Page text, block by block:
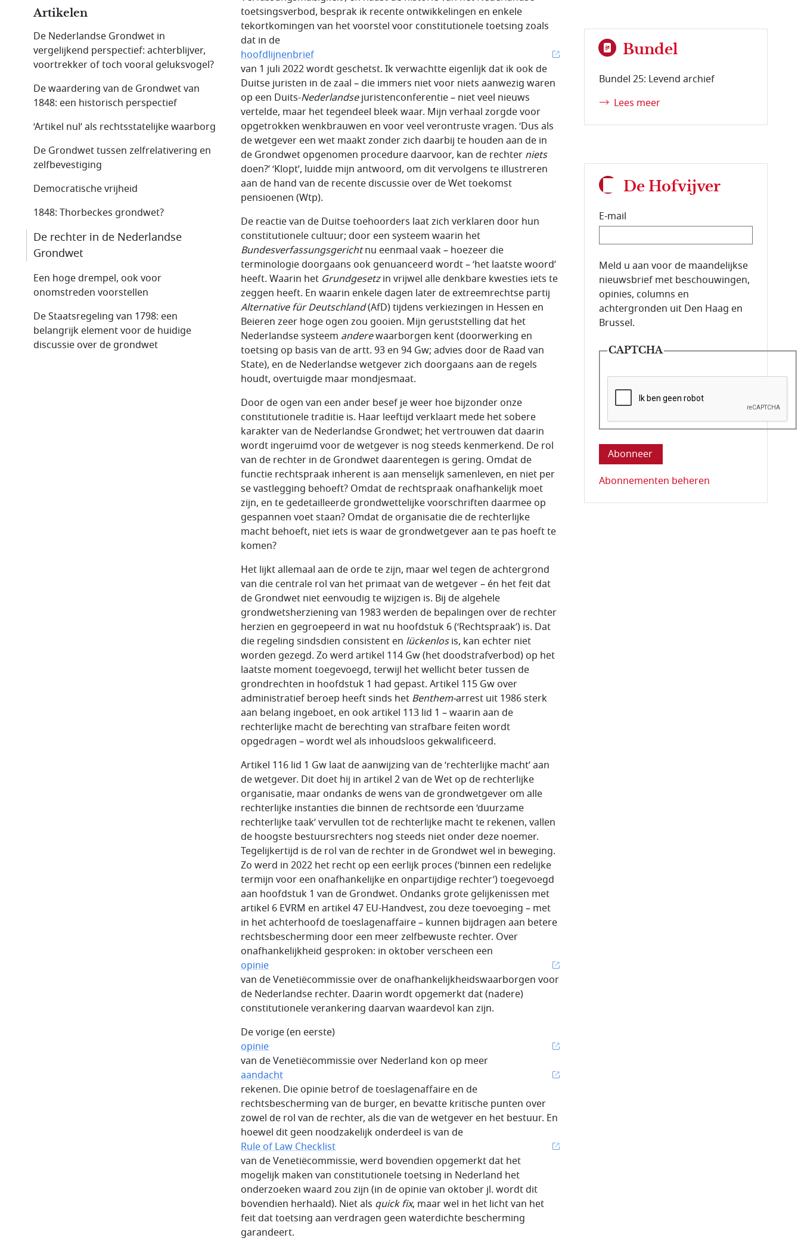
toetsingsverbod, besprak ik recente ontwikkelingen en enkele
tekortkomingen van het voorstel voor constitutionele toetsing zoals
dat in de
hoofdlijnenbrief
van 1 juli 2022 wordt geschetst. Ik verwachtte eigenlijk dat ik ook de
Duitse juristen in de zaal – die immers niet voor niets aanwezig waren
op een Duits-Nederlandsejuristenconferentie – niet veel nieuws
vertelde, maar het tegendeel bleek waar. Mijn verhaal zorgde voor
opgetrokken wenkbrauwen en voor veel verontruste vragen. ‘Dus als
de wetgever een wet maakt zonder zich daarbij te houden aan de in
de Grondwet opgenomen procedure daarvoor, kan de rechter niets
doen?’ ‘Klopt’, luidde mijn antwoord, om dit vervolgens te illustreren
aan de hand van de recente discussie over de Wet toekomst
pensioenen (Wtp).
De reactie van de Duitse toehoorders laat zich verklaren door hun
constitutionele cultuur; door een systeem waarin het
Bundesverfassungsgerichtnu eenmaal vaak – hoezeer die
terminologie doorgaans ook genuanceerd wordt – ‘het laatste woord’
heeft. Waarin het Grundgesetzin vrijwel alle denkbare kwesties iets te
zeggen heeft. En waarin enkele dagen later de extreemrechtse partij
Alternative für Deutschland(AfD) tijdens verkiezingen in Hessen en
Beieren zeer hoge ogen zou gooien. Mijn geruststelling dat het
Nederlandse systeem anderewaarborgen kent (doorwerking en
toetsing op basis van de artt. 93 en 94 Gw; advies door de Raad van
State), en de Nederlandse wetgever zich doorgaans aan de regels
houdt, overtuigde maar mondjesmaat.
Door de ogen van een ander besef je weer hoe bijzonder onze
constitutionele traditie is. Haar leeftijd verklaart mede het sobere
karakter van de Nederlandse Grondwet; het vertrouwen dat daarin
wordt ingeruimd voor de wetgever is nog steeds kenmerkend. De rol
van de rechter in de Grondwet daarentegen is gering. Omdat de
functie rechtspraak inherent is aan menselijk samenleven, en niet per
se vastlegging behoeft? Omdat de rechtspraak onafhankelijk moet
zijn, en te gedetailleerde grondwettelijke voorschriften daarmee op
gespannen voet staan? Omdat de organisatie die de rechterlijke
macht behoeft, niet iets is waar de grondwetgever aan te pas hoeft te
komen?
Het lijkt allemaal aan de orde te zijn, maar wel tegen de achtergrond
van die centrale rol van het primaat van de wetgever – én het feit dat
de Grondwet niet eenvoudig te wijzigen is. Bij de algehele
grondwetsherziening van 1983 werden de bepalingen over de rechter
herzien en gegroepeerd in wat nu hoofdstuk 6 (‘Rechtspraak’) is. Dat
die regeling sindsdien consistent en lückenlosis, kan echter niet
worden gezegd. Zo werd artikel 114 Gw (het doodstrafverbod) op het
laatste moment toegevoegd, terwijl het wellicht beter tussen de
grondrechten in hoofdstuk 1 had gepast. Artikel 115 Gw over
administratief beroep heeft sinds het Benthem-arrest uit 1986 sterk
aan belang ingeboet, en ook artikel 113 lid 1 – waarin aan de
rechterlijke macht de berechting van strafbare feiten wordt
opgedragen – wordt wel als inhoudsloos gekwalificeerd.
Artikel 116 lid 1 Gw laat de aanwijzing van de ‘rechterlijke macht’ aan
de wetgever. Dit doet hij in artikel 2 van de Wet op de rechterlijke
organisatie, maar ondanks de wens van de grondwetgever om alle
rechterlijke instanties die binnen de rechtsorde een ‘duurzame
rechterlijke taak’ vervullen tot de rechterlijke macht te rekenen, vallen
de hoogste bestuursrechters nog steeds niet onder deze noemer.
Tegelijkertijd is de rol van de rechter in de Grondwet wel in beweging.
Zo werd in 2022 het recht op een eerlijk proces (‘binnen een redelijke
termijn voor een onafhankelijke en onpartijdige rechter’) toegevoegd
aan hoofdstuk 1 van de Grondwet. Ondanks grote gelijkenissen met
artikel 6 EVRM en artikel 47 EU-Handvest, zou deze toevoeging – met
in het achterhoofd de toeslagenaffaire – kunnen bijdragen aan betere
rechtsbescherming door een meer zelfbewuste rechter. Over
onafhankelijkheid gesproken: in oktober verscheen een
opinie
van de Venetiëcommissie over de onafhankelijkheidswaarborgen voor
de Nederlandse rechter. Daarin wordt opgemerkt dat (nadere)
constitutionele verankering daarvan waardevol kan zijn.
De vorige (en eerste)
opinie
van de Venetiëcommissie over Nederland kon op meer
aandacht
rekenen. Die opinie betrof de toeslagenaffaire en de
rechtsbescherming van de burger, en bevatte kritische punten over
zowel de rol van de rechter, als die van de wetgever en het bestuur. En
hoewel dit geen noodzakelijk onderdeel is van de
Rule of Law Checklist
van de Venetiëcommissie, werd bovendien opgemerkt dat het
mogelijk maken van constitutionele toetsing in Nederland het
onderzoeken waard zou zijn (in de opinie van oktober jl. wordt dit
bovendien herhaald). Niet als quick fix, maar wel in het licht van het
feit dat toetsing aan verdragen geen waterdichte bescherming
garandeert.
Artikelen
De Nederlandse Grondwet in
vergelijkend perspectief: achterblijver,
voortrekker of toch vooral geluksvogel?
De waardering van de Grondwet van
1848: een historisch perspectief
‘Artikel nul’ als rechtsstatelijke waarborg
De Grondwet tussen zelfrelativering en
zelfbevestiging
Democratische vrijheid
1848: Thorbeckes grondwet?
De rechter in de Nederlandse
Grondwet
Een hoge drempel, ook voor
onomstreden voorstellen
De Staatsregeling van 1798: een
belangrijk element voor de huidige
discussie over de grondwet
Bundel
Bundel 25: Levend archief
Lees meer
De Hofvijver
E-mail
E-mailadres van de abonnee.
Meld u aan voor de maandelijkse
nieuwsbrief met beschouwingen,
opinies, columns en
achtergronden uit Den Haag en
Brussel.
CAPTCHA
Deze vraag is om te controleren dat u
Abonnementen beheren